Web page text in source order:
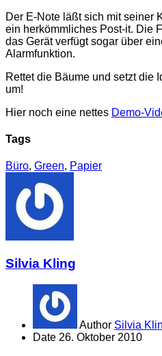
Der E-Note läßt sich mit seiner
ein herkömmliches Post-it. Die
das Gerät verfügt sogar über
Alarmfunktion.
Rettet die Bäume und setzt die
um!
Hier noch eine nettes Demo-
Tags
Büro, Green, Papier
Silvia Kling
Author Silvia
Date 26. Oktober 2010